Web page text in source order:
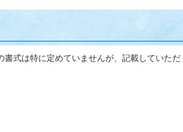
式は特に定めていませんが、記載していただ